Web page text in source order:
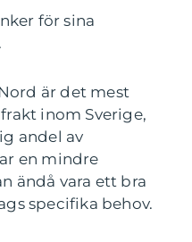
för sina
är det mest
inom Sverige,
andel av
en mindre
ändå vara ett bra
specifika behov.